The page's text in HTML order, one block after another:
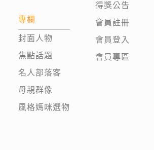
專欄
封面人物
焦點話題
名人部落客
母親群像
風格媽咪選物
得獎公告
會員註冊
會員登入
會員專區